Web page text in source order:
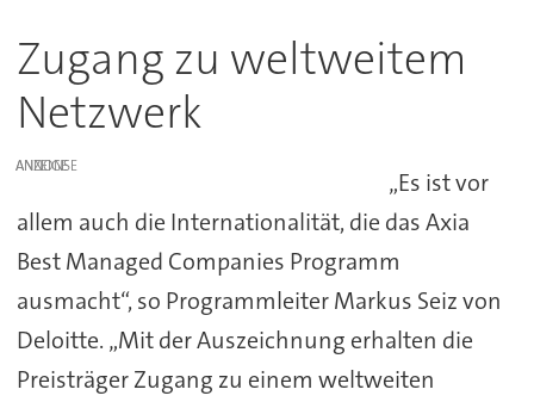
Zugang zu weltweitem
Netzwerk
ANZEIGE
„Es ist vor
allem auch die Internationalität, die das Axia
Best Managed Companies Programm
ausmacht“, so Programmleiter Markus Seiz von
Deloitte. „Mit der Auszeichnung erhalten die
Preisträger Zugang zu einem weltweiten